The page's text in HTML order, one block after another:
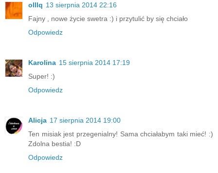
olllq 13 sierpnia 2014 22:16
Fajny , nowe życie swetra :) i przytulić by się chciało
Odpowiedz
Karolina 15 sierpnia 2014 17:19
Super! :)
Odpowiedz
Alicja 17 sierpnia 2014 19:00
Ten misiak jest przegenialny! Sama chciałabym taki mieć! :)
Zdolna bestia! :D
Odpowiedz